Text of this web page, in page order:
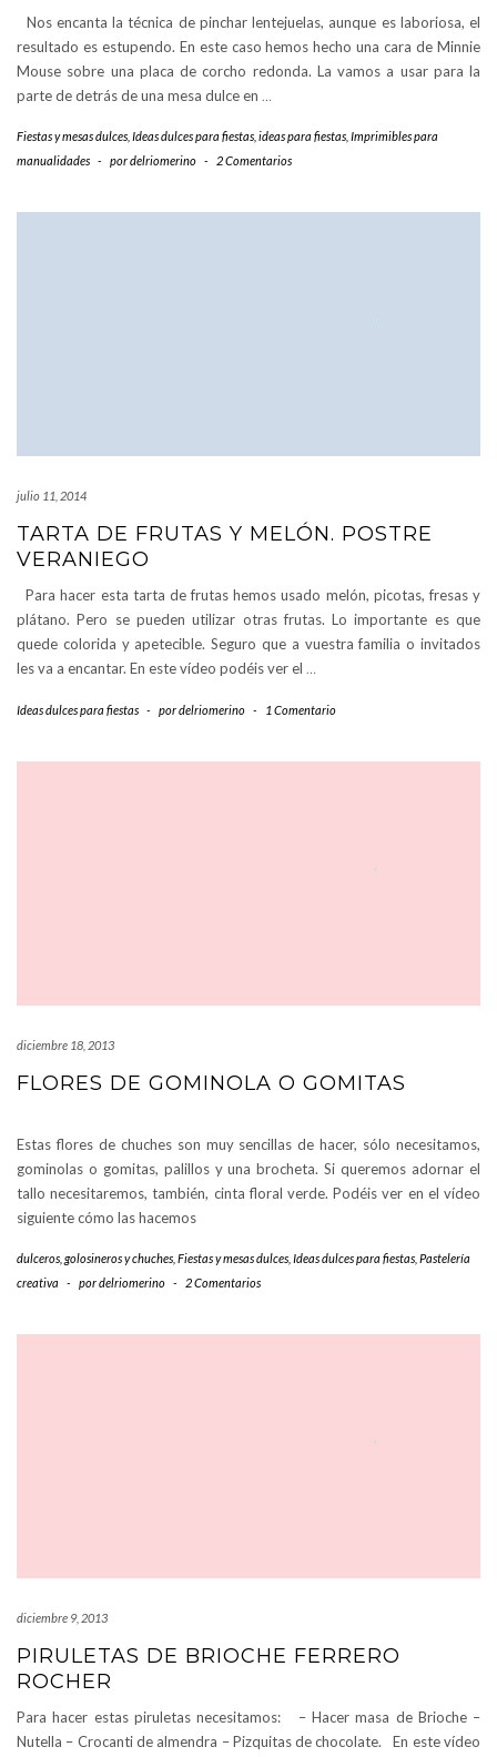
Nos encanta la técnica de pinchar lentejuelas, aunque es laboriosa, el
resultado es estupendo. En este caso hemos hecho una cara de Minnie
Mouse sobre una placa de corcho redonda. La vamos a usar para la
parte de detrás de una mesa dulce en …
Fiestas y mesas dulces Ideas dulces para fiestas ideas para fiestas Imprimibles para
manualidades - pordelriomerino - 2 Comentarios
julio 11, 2014
TARTA DE FRUTAS Y MELÓN. POSTRE
VERANIEGO
Para hacer esta tarta de frutas hemos usado melón, picotas, fresas y
plátano. Pero se pueden utilizar otras frutas. Lo importante es que
quede colorida y apetecible. Seguro que a vuestra familia o invitados
les va a encantar. En este vídeo podéis ver el …
Ideas dulces para fiestas - pordelriomerino - 1 Comentario
diciembre 18, 2013
FLORES DE GOMINOLA O GOMITAS
Estas flores de chuches son muy sencillas de hacer, sólo necesitamos,
gominolas o gomitas, palillos y una brocheta. Si queremos adornar el
tallo necesitaremos, también, cinta floral verde. Podéis ver en el vídeo
siguiente cómo las hacemos
dulceros, golosineros y chuches Fiestas y mesas dulces Ideas dulces para fiestas Pastelería
creativa
- pordelriomerino - 2 Comentarios
diciembre 9, 2013
PIRULETAS DE BRIOCHE FERRERO
ROCHER
Para hacer estas piruletas necesitamos: – Hacer masa de Brioche –
Nutella – Crocanti de almendra – Pizquitas de chocolate. En este vídeo